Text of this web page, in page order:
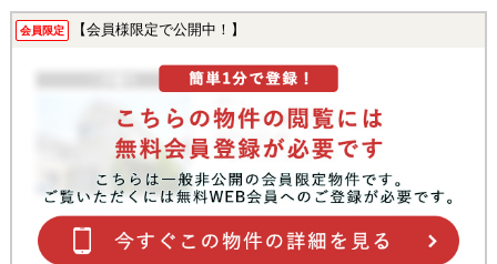
会員限定 【会員様限定で公開中！】